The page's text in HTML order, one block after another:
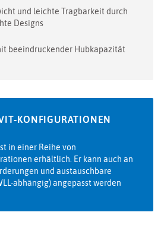
und leichte Tragbarkeit durch
Designs
beeindruckender Hubkapazität
in einer Reihe von
erhältlich. Er kann auch an
und austauschbare
abhängig) angepasst werden